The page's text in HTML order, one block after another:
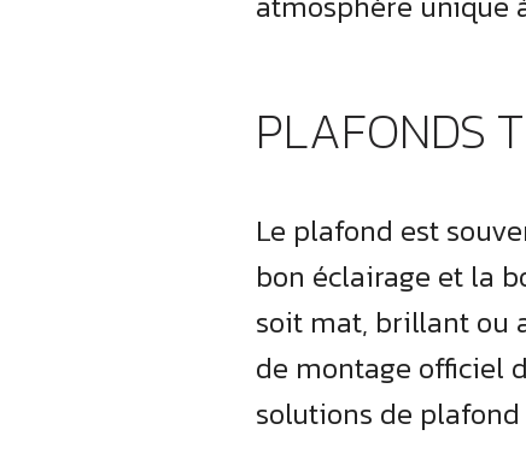
PLAFONDS
Le plafond est
bon éclairage et la
soit mat, brillant ou
de montage officiel
solutions de